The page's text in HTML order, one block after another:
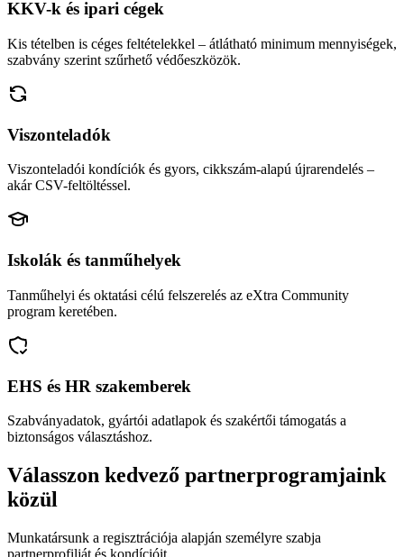
KKV-k és ipari cégek
Kis tételben is céges feltételekkel – átlátható minimum mennyiségek,
szabvány szerint szűrhető védőeszközök.
Viszonteladók
Viszonteladói kondíciók és gyors, cikkszám-alapú újrarendelés –
akár CSV-feltöltéssel.
Iskolák és tanműhelyek
Tanműhelyi és oktatási célú felszerelés az eXtra Community
program keretében.
EHS és HR szakemberek
Szabványadatok, gyártói adatlapok és szakértői támogatás a
biztonságos választáshoz.
Válasszon kedvező partnerprogramjaink
közül
Munkatársunk a regisztrációja alapján személyre szabja
partnerprofilját és kondícióit.